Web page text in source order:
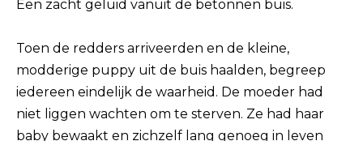
Een zacht geluid vanuit de betonnen buis.
Toen de redders arriveerden en de kleine,
modderige puppy uit de buis haalden, begreep
iedereen eindelijk de waarheid. De moeder had
niet liggen wachten om te sterven. Ze had haar
baby bewaakt en zichzelf lang genoeg in leven